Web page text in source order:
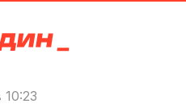
10:23